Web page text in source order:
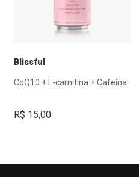
Blissful
CoQ10 + L-carnitina + Cafeína
R$ 15,00